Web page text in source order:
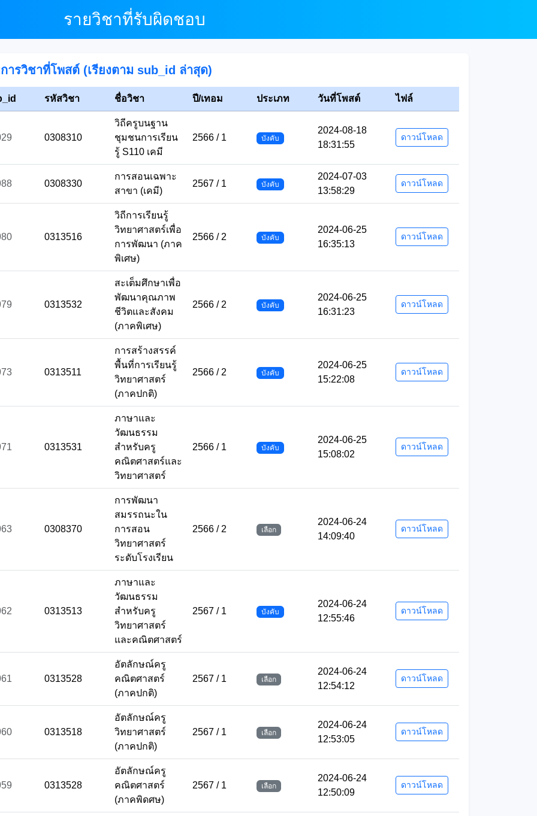
รายวิชาที่รับผิดชอบ
ารวิชาที่โพสต์ (เรียงตาม sub_id ล่าสุด)
รหัสวิชา ชื่อวิชา ปี/เทอม ประเภท วันที่โพสต์ ไฟล์
0308310
วิถีครูบนฐาน
ชุมชนการเรียน
รู้ S110 เคมี
2566 / 1 บังคับ
2024-08-18
18:31:55
ดาวน์โหลด
0308330
การสอนเฉพาะ
สาขา (เคมี)
2567 / 1 บังคับ
2024-07-03
13:58:29
ดาวน์โหลด
0313516
วิถีการเรียนรู้
วิทยาศาสตร์เพื่อ
การพัฒนา (ภาค
พิเศษ)
2566 / 2 บังคับ
2024-06-25
16:35:13
ดาวน์โหลด
0313532
สะเต็มศึกษาเพื่อ
พัฒนาคุณภาพ
ชีวิตและสังคม
(ภาคพิเศษ)
2566 / 2 บังคับ
2024-06-25
16:31:23
ดาวน์โหลด
0313511
การสร้างสรรค์
พื้นที่การเรียนรู้
วิทยาศาสตร์
(ภาคปกติ)
2566 / 2 บังคับ
2024-06-25
15:22:08
ดาวน์โหลด
0313531
ภาษาและ
วัฒนธรรม
สำหรับครู
คณิตศาสตร์และ
วิทยาศาสตร์
2566 / 1 บังคับ
2024-06-25
15:08:02
ดาวน์โหลด
0308370
การพัฒนา
สมรรถนะใน
การสอน
วิทยาศาสตร์
ระดับโรงเรียน
2566 / 2 เลือก
2024-06-24
14:09:40
ดาวน์โหลด
0313513
ภาษาและ
วัฒนธรรม
สำหรับครู
วิทยาศาสตร์
และคณิตศาสตร์
2567 / 1 บังคับ
2024-06-24
12:55:46
ดาวน์โหลด
0313528
อัตลักษณ์ครู
คณิตศาสตร์
(ภาคปกติ)
2567 / 1 เลือก
2024-06-24
12:54:12
ดาวน์โหลด
0313518
อัตลักษณ์ครู
วิทยาศาสตร์
(ภาคปกติ)
2567 / 1 เลือก
2024-06-24
12:53:05
ดาวน์โหลด
0313528
อัตลักษณ์ครู
คณิตศาสตร์
(ภาคพิดศษ)
2567 / 1 เลือก
2024-06-24
12:50:09
ดาวน์โหลด